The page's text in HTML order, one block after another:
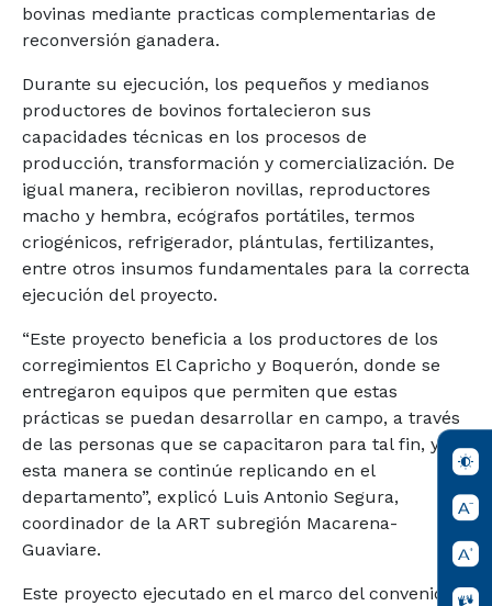
bovinas mediante practicas complementarias de
reconversión ganadera.
Durante su ejecución, los pequeños y medianos
productores de bovinos fortalecieron sus
capacidades técnicas en los procesos de
producción, transformación y comercialización. De
igual manera, recibieron novillas, reproductores
macho y hembra, ecógrafos portátiles, termos
criogénicos, refrigerador, plántulas, fertilizantes,
entre otros insumos fundamentales para la correcta
ejecución del proyecto.
“Este proyecto beneficia a los productores de los
corregimientos El Capricho y Boquerón, donde se
entregaron equipos que permiten que estas
prácticas se puedan desarrollar en campo, a través
de las personas que se capacitaron para tal fin, y de
esta manera se continúe replicando en el
departamento”, explicó Luis Antonio Segura,
coordinador de la ART subregión Macarena-
Guaviare.
Este proyecto ejecutado en el marco del convenio